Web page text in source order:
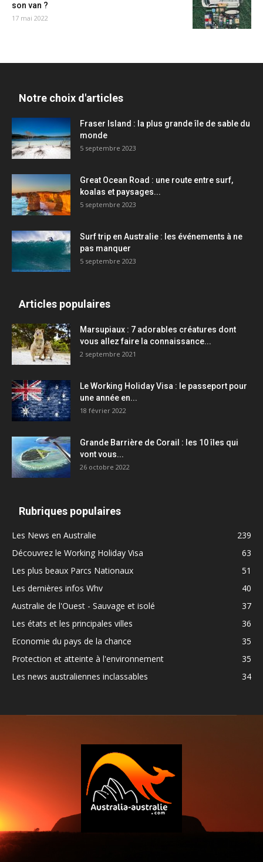
son van ?
17 mai 2022
Notre choix d'articles
Fraser Island : la plus grande île de sable du
monde
5 septembre 2023
Great Ocean Road : une route entre surf,
koalas et paysages...
5 septembre 2023
Surf trip en Australie : les événements à ne
pas manquer
5 septembre 2023
Articles populaires
Marsupiaux : 7 adorables créatures dont
vous allez faire la connaissance...
2 septembre 2021
Le Working Holiday Visa : le passeport pour
une année en...
18 février 2022
Grande Barrière de Corail : les 10 îles qui
vont vous...
26 octobre 2022
Rubriques populaires
Les News en Australie
239
Découvrez le Working Holiday Visa
63
Les plus beaux Parcs Nationaux
51
Les dernières infos Whv
40
Australie de l'Ouest - Sauvage et isolé
37
Les états et les principales villes
36
Economie du pays de la chance
35
Protection et atteinte à l'environnement
35
Les news australiennes inclassables
34